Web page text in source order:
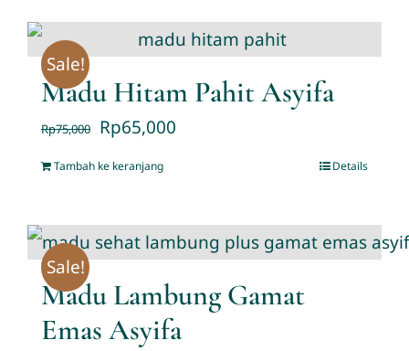
Sale!
Madu Hitam Pahit Asyifa
Rp75,000 Rp65,000
Tambah ke keranjang Details
Sale!
Madu Lambung Gamat
Emas Asyifa